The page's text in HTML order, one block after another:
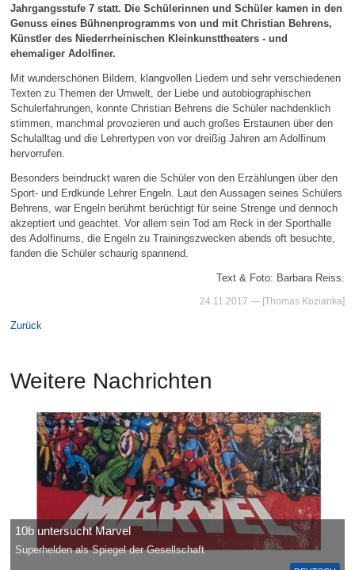
Jahrgangsstufe 7 statt. Die Schülerinnen und Schüler kamen in den
Genuss eines Bühnenprogramms von und mit Christian Behrens,
Künstler des Niederrheinischen Kleinkunsttheaters - und
ehemaliger Adolfiner.
Mit wunderschönen Bildern, klangvollen Liedern und sehr verschiedenen
Texten zu Themen der Umwelt, der Liebe und autobiographischen
Schulerfahrungen, konnte Christian Behrens die Schüler nachdenklich
stimmen, manchmal provozieren und auch großes Erstaunen über den
Schulalltag und die Lehrertypen von vor dreißig Jahren am Adolfinum
hervorrufen.
Besonders beindruckt waren die Schüler von den Erzählungen über den
Sport- und Erdkunde Lehrer Engeln. Laut den Aussagen seines Schülers
Behrens, war Engeln berühmt berüchtigt für seine Strenge und dennoch
akzeptiert und geachtet. Vor allem sein Tod am Reck in der Sporthalle
des Adolfinums, die Engeln zu Trainingszwecken abends oft besuchte,
fanden die Schüler schaurig spannend.
Text & Foto: Barbara Reiss.
24.11.2017 — [Thomas Kozianka]
Zurück
Weitere Nachrichten
10b untersucht Marvel
Superhelden als Spiegel der Gesellschaft